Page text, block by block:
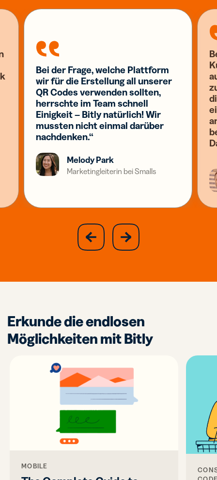
Bei der Frage, welche Plattform
wir für die Erstellung all unserer
QR Codes verwenden sollten,
herrschte im Team schnell
Einigkeit – Bitly natürlich! Wir
mussten nicht einmal darüber
nachdenken.“
Melody Park
Marketingleiterin bei Smalls
previous
slide
next
slide
Erkunde die endlosen
Möglichkeiten mit Bitly
MOBILE